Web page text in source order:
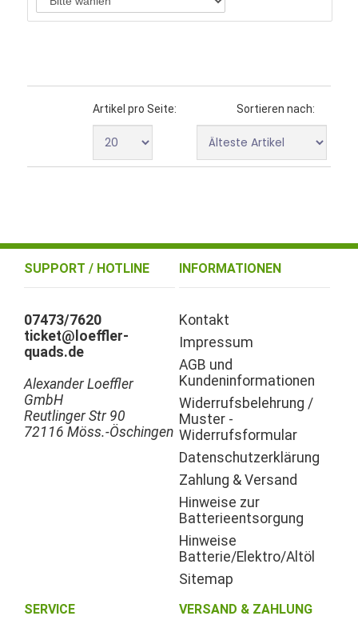
Sortieren nach:
Artikel pro Seite:
SUPPORT / HOTLINE
07473/7620
ticket@loeffler-
quads.de
Alexander Loeffler
GmbH
Reutlinger Str 90
72116 Möss.-Öschingen
INFORMATIONEN
Kontakt
Impressum
AGB und
Kundeninformationen
Widerrufsbelehrung /
Muster -
Widerrufsformular
Datenschutzerklärung
Zahlung & Versand
Hinweise zur
Batterieentsorgung
Hinweise
Batterie/Elektro/Altöl
Sitemap
SERVICE VERSAND & ZAHLUNG